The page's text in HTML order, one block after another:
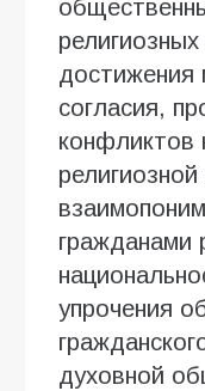
достижения
согласия,
конфликтов
гражданами
упрочения
духовной